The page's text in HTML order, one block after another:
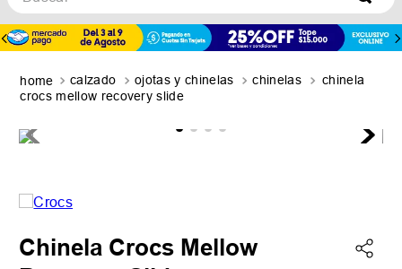
calzado ojotas y chinelas chinelas
chinela
crocs mellow recovery slide
Chinela Crocs Mellow
TÉRMINOS MÁS BUSCADOS
2.
zapatillas